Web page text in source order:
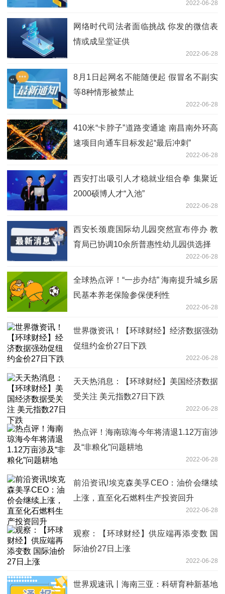
2022-06-28
网络时代司法者面临挑战 你发的微信表
情或成呈堂证供
2022-06-28
8月1日起网名不能随便起 假冒名不副实
等8种情形被禁止
2022-06-28
410米“卡脖子”道路变通途 南昌南外环高
速项目向通车目标发起“最后冲刺”
2022-06-28
西安打出吸引人才稳就业组合拳 集聚近
2000硕博人才“入池”
2022-06-28
西安长颈鹿国际幼儿园突然宣布停办 教
育局已协调10余所普惠性幼儿园供选择
2022-06-28
全球热点评！“一步办结” 海南提升城乡居
民基本养老保险参保便利性
2022-06-28
世界微资讯！【环球财经】经济数据强劲
促纽约金价27日下跌
2022-06-28
天天热消息：【环球财经】美国经济数据
受关注 美元指数27日下跌
2022-06-28
热点评！海南琼海今年将清退1.12万亩涉
及“非粮化”问题耕地
2022-06-28
前沿资讯!埃克森美孚CEO：油价会继续
上涨，直至化石燃料生产投资回升
2022-06-28
观察：【环球财经】供应端再添变数 国
际油价27日上涨
2022-06-28
世界观速讯丨海南三亚：科研育种新基地